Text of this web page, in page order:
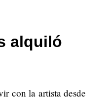
alquiló
con la artista desde